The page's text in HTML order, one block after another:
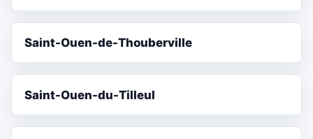
Saint-Ouen-de-Thouberville
Saint-Ouen-du-Tilleul